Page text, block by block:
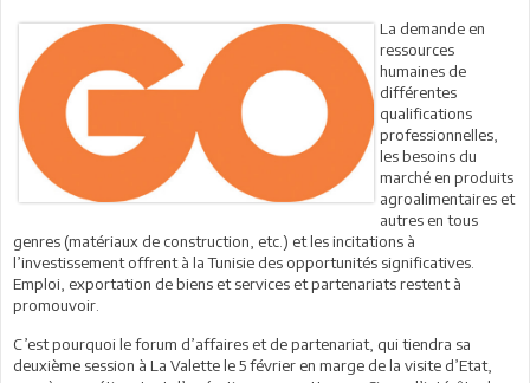
La demande en
ressources
humaines de
différentes
qualifications
professionnelles,
les besoins du
marché en produits
agroalimentaires et
autres en tous
genres (matériaux de construction, etc.) et les incitations à
l’investissement offrent à la Tunisie des opportunités significatives.
Emploi, exportation de biens et services et partenariats restent à
promouvoir.
C’est pourquoi le forum d’affaires et de partenariat, qui tiendra sa
deuxième session à La Valette le 5 février en marge de la visite d’Etat,